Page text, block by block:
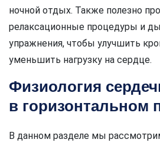
ночной отдых. Также полезно
релаксационные процедуры и
упражнения, чтобы улучшить
уменьшить нагрузку на сердце.
Физиология
в горизонтальном
В данном разделе мы